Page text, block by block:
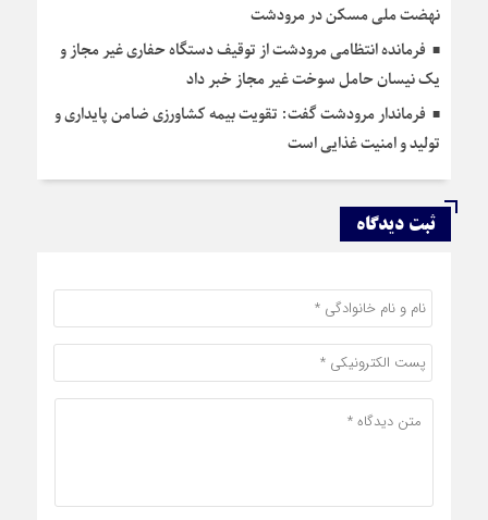
نهضت ملی مسکن در مرودشت
فرمانده انتظامی مرودشت از توقیف دستگاه حفاری غیر مجاز و
یک نیسان حامل سوخت غیر مجاز خبر داد
فرماندار مرودشت گفت: تقویت بیمه کشاورزی ضامن پایداری و
تولید و امنیت غذایی است
ثبت دیدگاه